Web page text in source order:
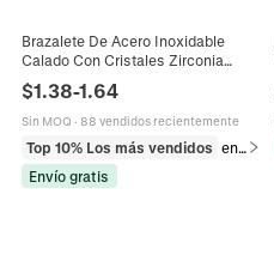
Brazalete De Acero Inoxidable
Calado Con Cristales Zirconia
Minimalista Para Mujer
$1.38-1.64
Sin MOQ · 88 vendidos recientemente
Top 10% Los más vendidos
en Pulseras
Envío gratis